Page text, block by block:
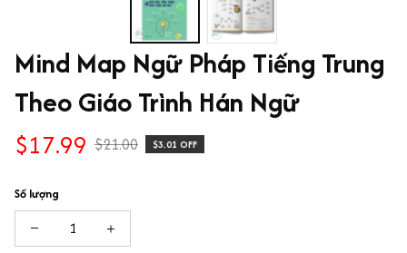
Mind Map Ngữ Pháp Tiếng Trung
Theo Giáo Trình Hán Ngữ
$17.99 $21.00 $3.01 OFF
Số lượng